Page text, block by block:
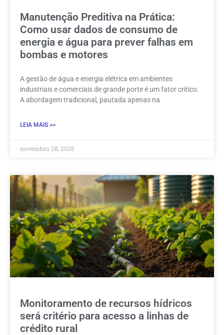
Manutenção Preditiva na Prática:
Como usar dados de consumo de
energia e água para prever falhas em
bombas e motores
A gestão de água e energia elétrica em ambientes
industriais e comerciais de grande porte é um fator crítico.
A abordagem tradicional, pautada apenas na
LEIA MAIS >>
novembro 28, 2025
Monitoramento de recursos hídricos
será critério para acesso a linhas de
crédito rural